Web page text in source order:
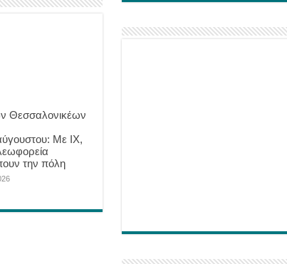
Θεσσαλονικέων
Με ΙΧ,
την πόλη